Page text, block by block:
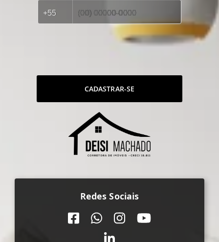
CADASTRAR-SE
Redes Sociais